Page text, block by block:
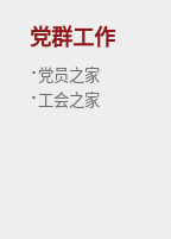
党群工作
· 党员之家
· 工会之家